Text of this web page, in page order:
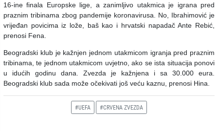
16-ine finala Europske lige, a zanimljivo utakmica je igrana pred
praznim tribinama zbog pandemije koronavirusa. No, Ibrahimović je
vrijeđan povicima iz lože, baš kao i hrvatski napadač Ante Rebić,
prenosi Fena.
Beogradski klub je kažnjen jednom utakmicom igranja pred praznim
tribinama, te jednom utakmicom uvjetno, ako se ista situacija ponovi
u idućih godinu dana. Zvezda je kažnjena i sa 30.000 eura.
Beogradski klub sada može očekivati još veću kaznu, prenosi Hina.
#UEFA #CRVENA ZVEZDA